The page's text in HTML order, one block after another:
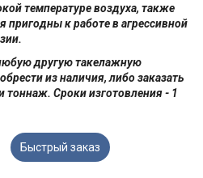
температуре воздуха, также
пригодны к работе в агрессивной
другую такелажную
из наличия, либо заказать
тоннаж. Сроки изготовления - 1
Быстрый заказ